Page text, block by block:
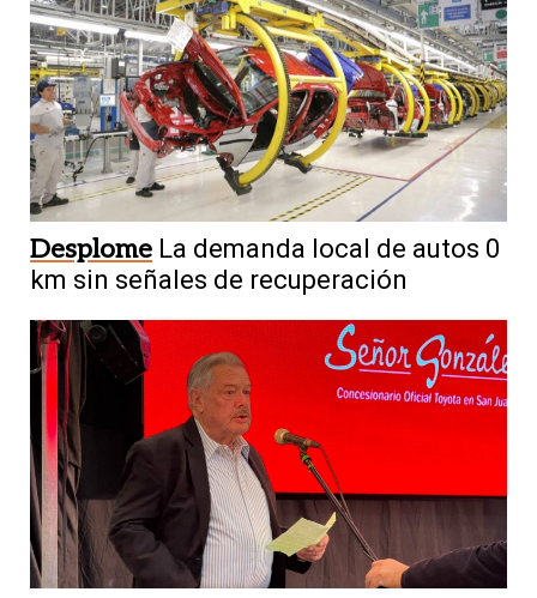
Desplome La demanda local de autos 0
km sin señales de recuperación